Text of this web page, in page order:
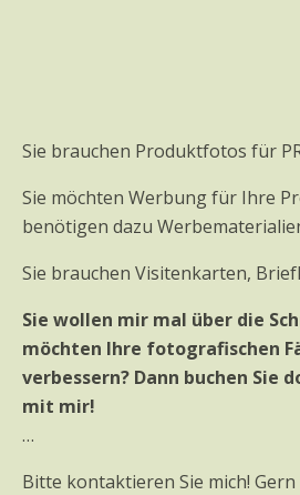
Sie brauchen Produktfotos für
Sie möchten Werbung für Ihre
benötigen dazu
Sie brauchen Visitenkarten,
Sie wollen mir mal über die
möchten Ihre fotografischen
verbessern? Dann buchen Sie
mit mir!
…
Bitte kontaktieren Sie mich!